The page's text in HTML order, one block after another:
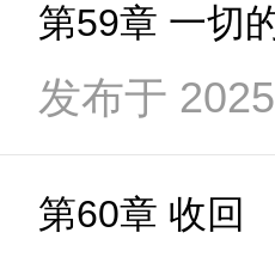
第59章 一切
发布于
第60章 收回